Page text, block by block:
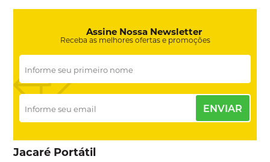
Assine Nossa Newsletter
Receba as melhores ofertas e promoções
ENVIAR
Jacaré Portátil